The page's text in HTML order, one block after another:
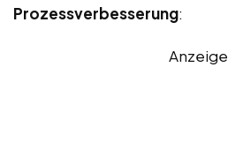
Prozessverbesserung:
Anzeige